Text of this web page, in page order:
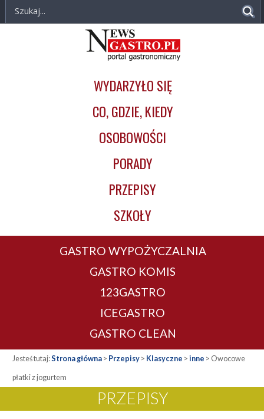
Przejdź do treści
NewsGastro.pl
gastronomiczny
WYDARZYŁO SIĘ
CO, GDZIE, KIEDY
OSOBOWOŚCI
PORADY
PRZEPISY
SZKOŁY
GASTRO WYPOŻYCZALNIA
GASTRO KOMIS
123GASTRO
ICEGASTRO
GASTRO CLEAN
Jesteś tutaj:Strona główna> Przepisy> Klasyczne > inne > Owocowe
płatki z jogurtem
PRZEPISY